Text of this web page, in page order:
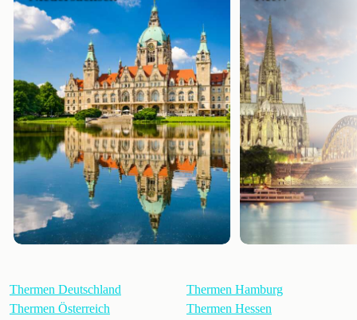
Thermen Deutschland
Thermen Österreich
Thermen Hamburg
Thermen Hessen